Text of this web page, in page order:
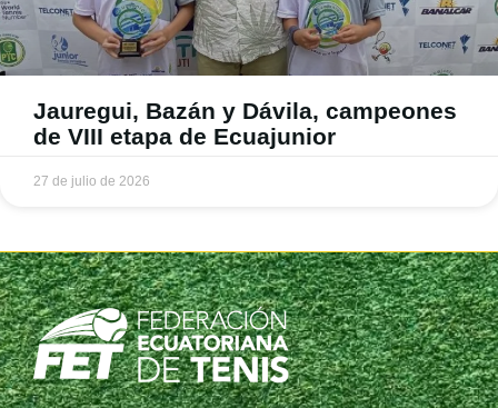
Jauregui, Bazán y Dávila, campeones
de VIII etapa de Ecuajunior
27 de julio de 2026